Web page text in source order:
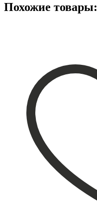
Похожие товары: